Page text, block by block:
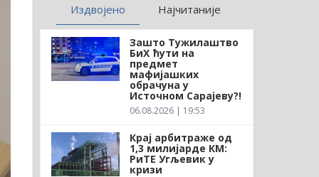
Издвојено Најчитаније
Зашто Тужилаштво
БиХ ћути на
предмет
мафијашких
обрачуна у
Источном Сарајеву?!
06.08.2026 | 19:53
Крај арбитраже од
1,3 милијарде КМ:
РиТЕ Угљевик у
кризи